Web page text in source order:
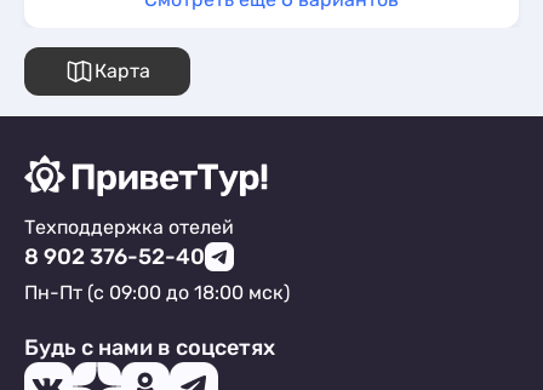
Карта
Техподдержка отелей
8 902 376-52-40
Пн-Пт (с 09:00 до 18:00 мск)
Будь с нами в соцсетях